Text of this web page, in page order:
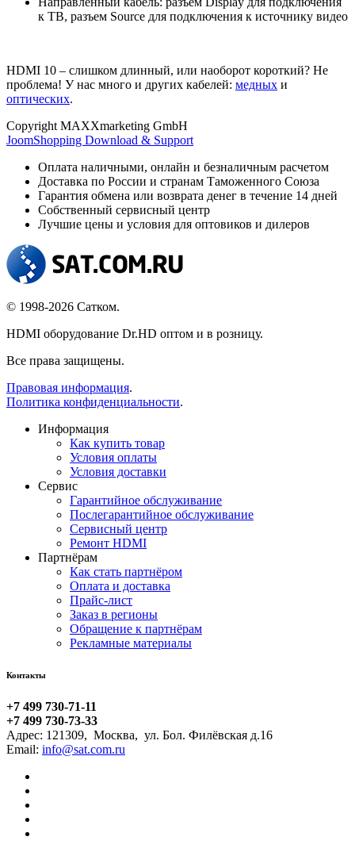
к ТВ, разъем Source для подключения к источнику видео
HDMI 10 – слишком длинный, или наоборот короткий? Не
проблема! У нас много и других кабелей: медных и
оптических.
Copyright MAXXmarketing GmbH
JoomShopping Download & Support
Оплата наличными, онлайн и безналичным расчетом
Доставка по России и странам Таможенного Союза
Гарантия обмена или возврата денег в течение 14 дней
Собственный сервисный центр
Лучшие цены и условия для оптовиков и дилеров
© 1998-2026 Сатком.
HDMI оборудование Dr.HD оптом и в розницу.
Все права защищены.
Правовая информация.
Политика конфиденциальности.
Информация
Как купить товар
Условия оплаты
Условия доставки
Сервис
Гарантийное обслуживание
Послегарантийное обслуживание
Сервисный центр
Ремонт HDMI
Партнёрам
Как стать партнёром
Оплата и доставка
Прайс-лист
Заказ в регионы
Обращение к партнёрам
Рекламные материалы
Контакты
+7 499 730-71-11
+7 499 730-73-33
Адрес: 121309, Москва, ул. Бол. Филёвская д.16
Email: